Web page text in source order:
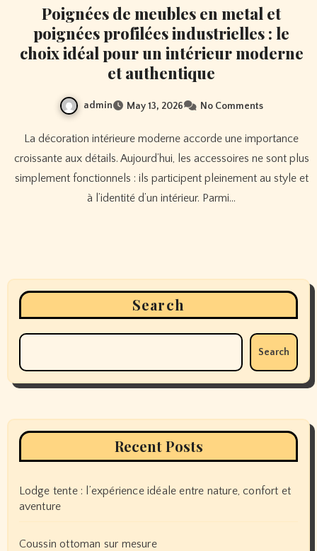
Poignées de meubles en metal et
poignées profilées industrielles : le
choix idéal pour un intérieur moderne
et authentique
admin May 13, 2026 No Comments
La décoration intérieure moderne accorde une importance
croissante aux détails. Aujourd’hui, les accessoires ne sont plus
simplement fonctionnels : ils participent pleinement au style et
à l’identité d’un intérieur. Parmi…
Search
Search
Recent Posts
Lodge tente : l’expérience idéale entre nature, confort et
aventure
Coussin ottoman sur mesure